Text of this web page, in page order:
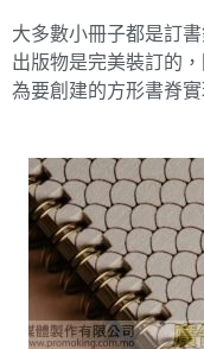
大多數小冊子都是訂
出版物是完美裝訂的
為要創建的方形書脊